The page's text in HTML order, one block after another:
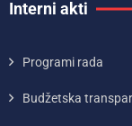
Interni akti
Programi rada
Budžetska